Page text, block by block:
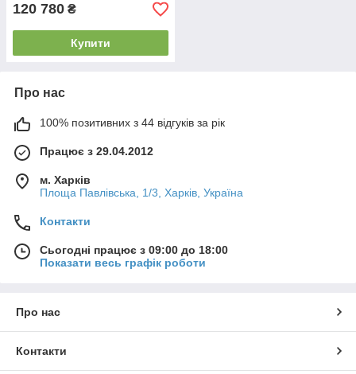
120 780 ₴
Купити
Про нас
100% позитивних з 44 відгуків за рік
Працює з 29.04.2012
м. Харків
Площа Павлівська, 1/3, Харків, Україна
Контакти
Сьогодні працює з 09:00 до 18:00
Показати весь графік роботи
Про нас
Контакти